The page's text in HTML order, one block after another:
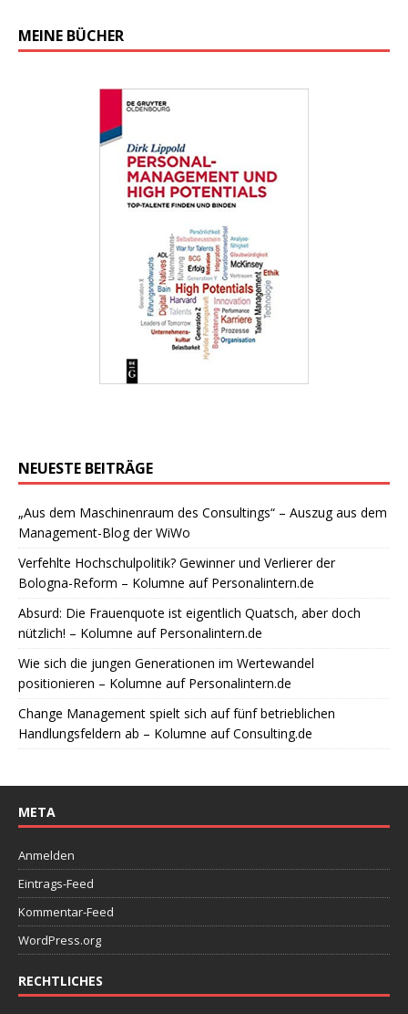
MEINE BÜCHER
NEUESTE BEITRÄGE
„Aus dem Maschinenraum des Consultings“ – Auszug aus dem
Management-Blog der WiWo
Verfehlte Hochschulpolitik? Gewinner und Verlierer der
Bologna-Reform – Kolumne auf Personalintern.de
Absurd: Die Frauenquote ist eigentlich Quatsch, aber doch
nützlich! – Kolumne auf Personalintern.de
Wie sich die jungen Generationen im Wertewandel
positionieren – Kolumne auf Personalintern.de
Change Management spielt sich auf fünf betrieblichen
Handlungsfeldern ab – Kolumne auf Consulting.de
META
Anmelden
Eintrags-Feed
Kommentar-Feed
WordPress.org
RECHTLICHES